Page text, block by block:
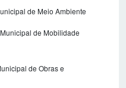
de Meio Ambiente
de Mobilidade
de Obras e